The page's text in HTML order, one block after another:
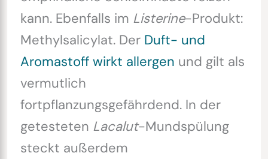
kann. Ebenfalls im Listerine-Produkt:
Methylsalicylat. Der Duft- und
Aromastoff wirkt allergen und gilt als
vermutlich
fortpflanzungsgefährdend. In der
getesteten Lacalut-Mundspülung
steckt außerdem